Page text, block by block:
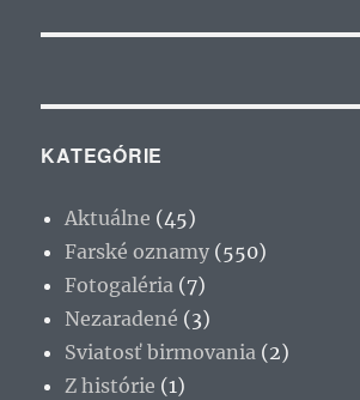
KATEGÓRIE
Aktuálne (45)
Farské oznamy (550)
Fotogaléria (7)
Nezaradené (3)
Sviatosť birmovania (2)
Z histórie (1)